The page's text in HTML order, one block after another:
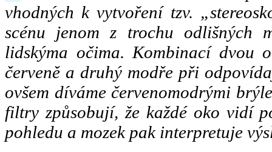
vhodných k vytvoření tzv.
scénu jenom z trochu odlišných
lidskýma očima. Kombinací dvou
červeně a druhý modře při
ovšem díváme červenomodrými
filtry způsobují, že každé oko vidí
pohledu a mozek pak interpretuje